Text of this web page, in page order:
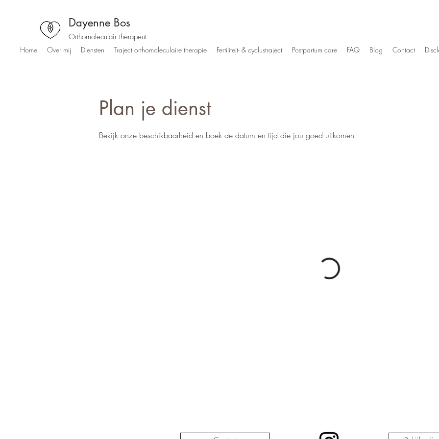
Dayenne Bos
Orthomoleculair therapeut
Home Over mij Diensten Traject orthomoleculaire therapie Fertiliteit- & cyclustraject Postpartum care FAQ Blog Contact
Plan je dienst
Bekijk onze beschikbaarheid en boek de datum en tijd die jou goed uitkomen